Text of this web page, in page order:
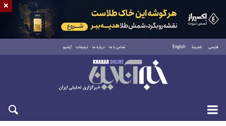
فارسی العربية English تماس با ما درباره ما تبلیغات آرشیو
جمعه ۱۶ مرداد ۱۴۰۵
×